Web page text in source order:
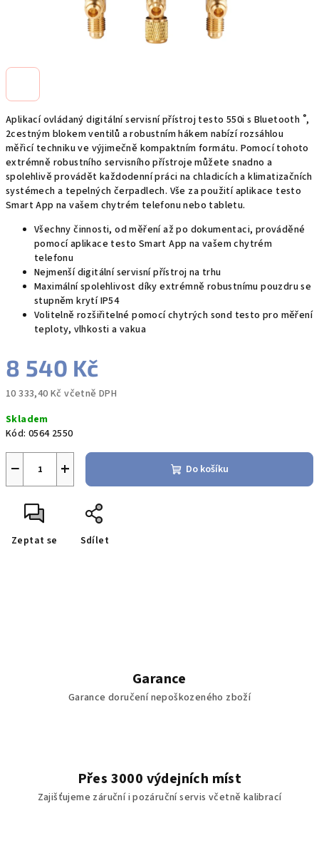
Aplikací ovládaný digitální servisní přístroj testo 550i s Bluetooth ®,
2cestným blokem ventilů a robustním hákem nabízí rozsáhlou
měřicí techniku ve výjimečně kompaktním formátu. Pomocí tohoto
extrémně robustního servisního přístroje můžete snadno a
spolehlivě provádět každodenní práci na chladicích a klimatizačních
systémech a tepelných čerpadlech. Vše za použití aplikace testo
Smart App na vašem chytrém telefonu nebo tabletu.
Všechny činnosti, od měření až po dokumentaci, prováděné
pomocí aplikace testo Smart App na vašem chytrém
telefonu
Nejmenší digitální servisní přístroj na trhu
Maximální spolehlivost díky extrémně robustnímu pouzdru se
stupněm krytí IP54
Volitelně rozšiřitelné pomocí chytrých sond testo pro měření
teploty, vlhkosti a vakua
8 540 Kč
10 333,40 Kč včetně DPH
cena:
Skladem
Kód: 0564 2550
+
− Do košíku
Zeptat se Sdílet
Garance
Garance doručení nepoškozeného zboží
Přes 3000 výdejních míst
Zajišťujeme záruční i pozáruční servis včetně kalibrací